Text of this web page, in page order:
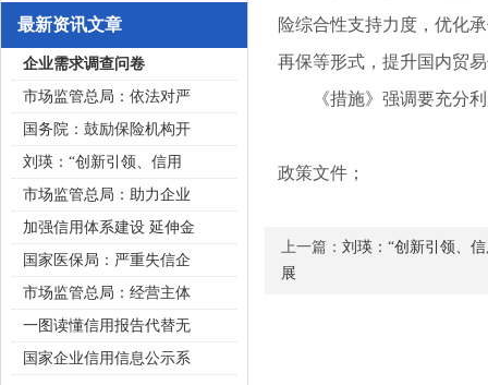
最新资讯文章
企业需求调查问卷
市场监管总局：依法对严
国务院：鼓励保险机构开
刘瑛：“创新引领、信用
市场监管总局：助力企业
加强信用体系建设 延伸金
国家医保局：严重失信企
市场监管总局：经营主体
一图读懂信用报告代替无
国家企业信用信息公示系
险综合性支持力度，优化
再保等形式，提升国内贸
《措施》强调要充分利
政策文件；
上一篇： 刘瑛：“创新引领、
展